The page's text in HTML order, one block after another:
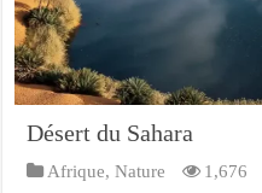
Désert du Sahara
Afrique,Nature 1,676